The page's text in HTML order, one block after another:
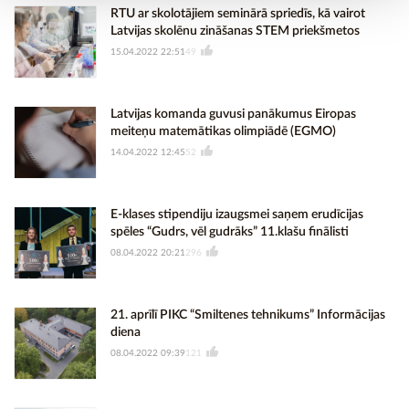
RTU ar skolotājiem seminārā spriedīs, kā vairot
Latvijas skolēnu zināšanas STEM priekšmetos
15.04.2022 22:5149
Latvijas komanda guvusi panākumus Eiropas
meiteņu matemātikas olimpiādē (EGMO)
14.04.2022 12:45 52
E-klases stipendiju izaugsmei saņem erudīcijas
spēles “Gudrs, vēl gudrāks” 11.klašu finālisti
08.04.2022 20:21 296
21. aprīlī PIKC “Smiltenes tehnikums” Informācijas
diena
08.04.2022 09:39 121